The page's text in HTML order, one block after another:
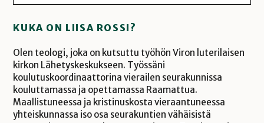
KUKA ON LIISA ROSSI?
Olen teologi, joka on kutsuttu työhön Viron luterilaisen
kirkon Lähetyskeskukseen. Työssäni
koulutuskoordinaattorina vierailen seurakunnissa
kouluttamassa ja opettamassa Raamattua.
Maallistuneessa ja kristinuskosta vieraantuneessa
yhteiskunnassa iso osa seurakuntien vähäisistä